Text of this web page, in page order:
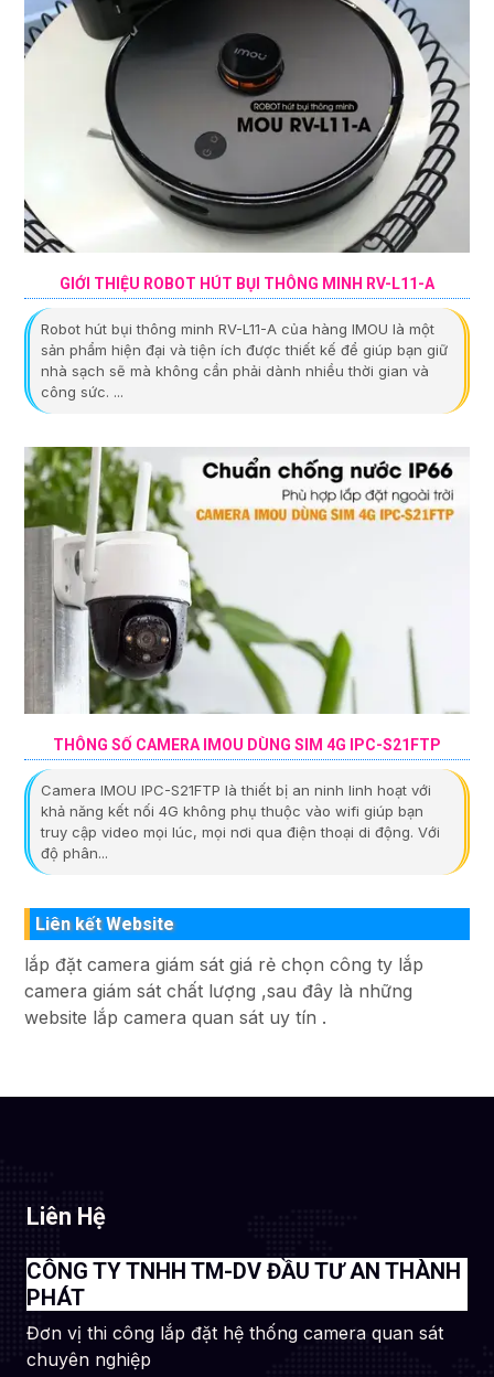
GIỚI THIỆU ROBOT HÚT BỤI THÔNG MINH RV-L11-A
Robot hút bụi thông minh RV-L11-A của hàng IMOU là một
sản phẩm hiện đại và tiện ích được thiết kế để giúp bạn giữ
nhà sạch sẽ mà không cần phải dành nhiều thời gian và
công sức. ...
THÔNG SỐ CAMERA IMOU DÙNG SIM 4G IPC-S21FTP
Camera IMOU IPC-S21FTP là thiết bị an ninh linh hoạt với
khả năng kết nối 4G không phụ thuộc vào wifi giúp bạn
truy cập video mọi lúc, mọi nơi qua điện thoại di động. Với
độ phân...
Liên kết Website
lắp đặt camera giám sát giá rẻ chọn công ty lắp
camera giám sát chất lượng ,sau đây là những
website lắp camera quan sát uy tín .
Liên Hệ
CÔNG TY TNHH TM-DV ĐẦU TƯ AN THÀNH
PHÁT
Đơn vị thi công lắp đặt hệ thống camera quan sát
chuyên nghiệp